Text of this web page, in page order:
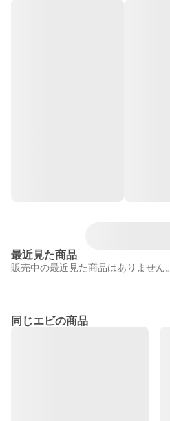
最近見た商品
販売中の最近見た商品はありません。
同じエビの商品